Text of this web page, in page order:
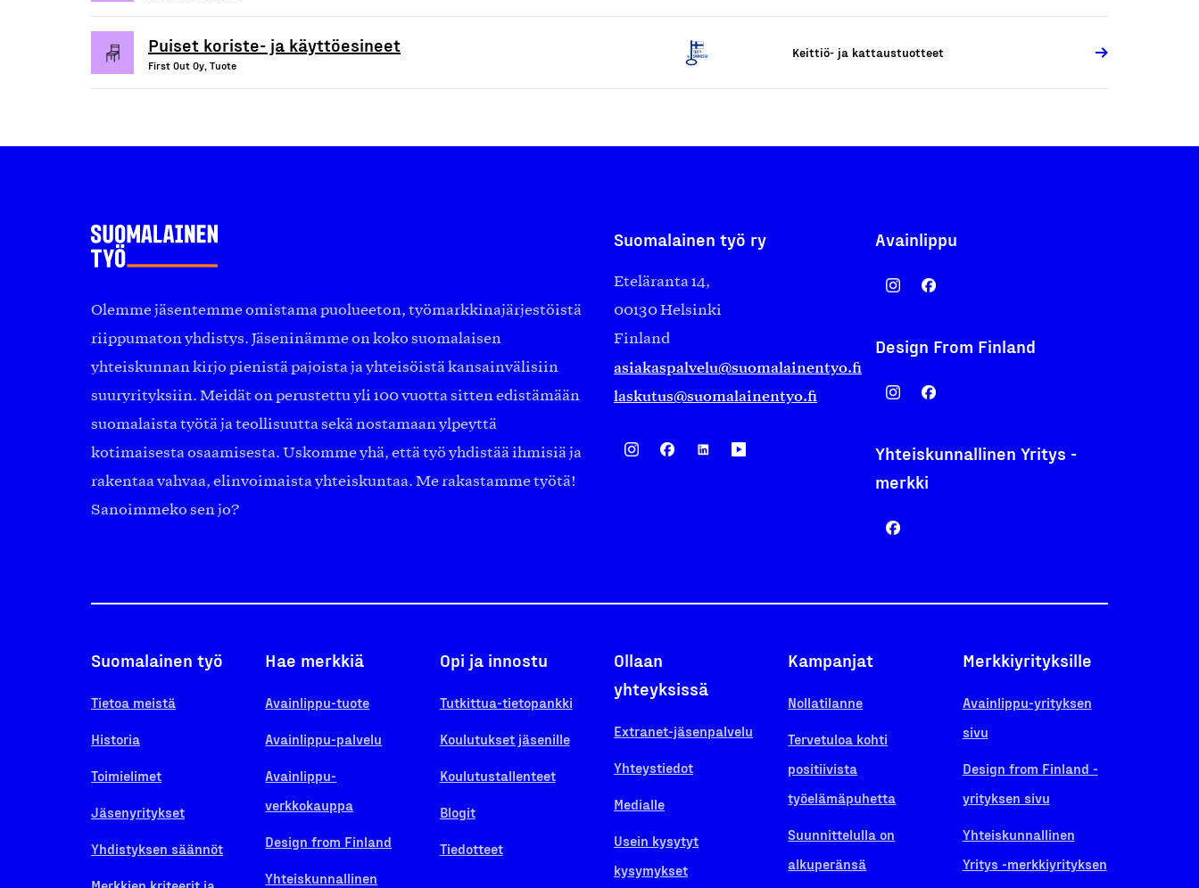
Puiset koriste- ja käyttöesineet
First Out Oy, Tuote
Keittiö- ja kattaustuotteet
Olemme jäsentemme omistama puolueeton, työmarkkinajärjestöistä
riippumaton yhdistys. Jäseninämme on koko suomalaisen
yhteiskunnan kirjo pienistä pajoista ja yhteisöistä kansainvälisiin
suuryrityksiin. Meidät on perustettu yli 100 vuotta sitten edistämään
suomalaista työtä ja teollisuutta sekä nostamaan ylpeyttä
kotimaisesta osaamisesta. Uskomme yhä, että työ yhdistää ihmisiä ja
rakentaa vahvaa, elinvoimaista yhteiskuntaa. Me rakastamme työtä!
Sanoimmeko sen jo?
Suomalainen työ ry
Eteläranta 14,
00130 Helsinki
Finland
asiakaspalvelu@suomalainentyo.fi
laskutus@suomalainentyo.fi
Avainlippu
Design From Finland
Yhteiskunnallinen Yritys -
merkki
Suomalainen työ
Tietoa meistä
Historia
Toimielimet
Jäsenyritykset
Yhdistyksen säännöt
Hae merkkiä
Avainlippu-tuote
Avainlippu-palvelu
Avainlippu-
verkkokauppa
Design from Finland
Yhteiskunnallinen
Opi ja innostu
Tutkittua-tietopankki
Koulutukset jäsenille
Koulutustallenteet
Blogit
Tiedotteet
Ollaan
yhteyksissä
Extranet-jäsenpalvelu
Yhteystiedot
Medialle
Usein kysytyt
kysymykset
Kampanjat
Nollatilanne
Tervetuloa kohti
positiivista
työelämäpuhetta
Suunnittelulla on
alkuperänsä
Merkkiyrityksille
Avainlippu-yrityksen
sivu
Design from Finland -
yrityksen sivu
Yhteiskunnallinen
Yritys -merkkiyrityksen